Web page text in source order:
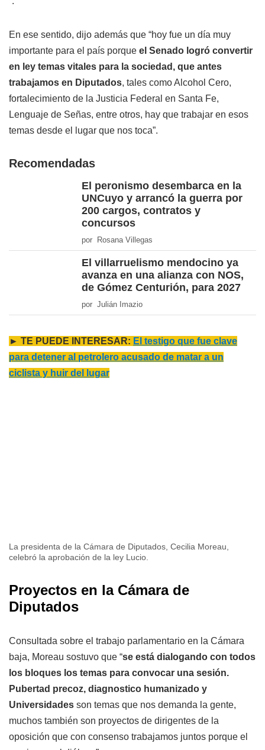
En ese sentido, dijo además que “hoy fue un día muy
importante para el país porque el Senado logró convertir
en ley temas vitales para la sociedad, que antes
trabajamos en Diputados, tales como Alcohol Cero,
fortalecimiento de la Justicia Federal en Santa Fe,
Lenguaje de Señas, entre otros, hay que trabajar en esos
temas desde el lugar que nos toca”.
Recomendadas
El peronismo desembarca en la
UNCuyo y arrancó la guerra por
200 cargos, contratos y
concursos
por Rosana Villegas
El villarruelismo mendocino ya
avanza en una alianza con NOS,
de Gómez Centurión, para 2027
por Julián Imazio
► TE PUEDE INTERESAR: El testigo que fue clave
para detener al petrolero acusado de matar a un
ciclista y huir del lugar
La presidenta de la Cámara de Diputados, Cecilia Moreau,
celebró la aprobación de la ley Lucio.
Proyectos en la Cámara de
Diputados
Consultada sobre el trabajo parlamentario en la Cámara
baja, Moreau sostuvo que “se está dialogando con todos
los bloques los temas para convocar una sesión.
Pubertad precoz, diagnostico humanizado y
Universidades son temas que nos demanda la gente,
muchos también son proyectos de dirigentes de la
oposición que con consenso trabajamos juntos porque el